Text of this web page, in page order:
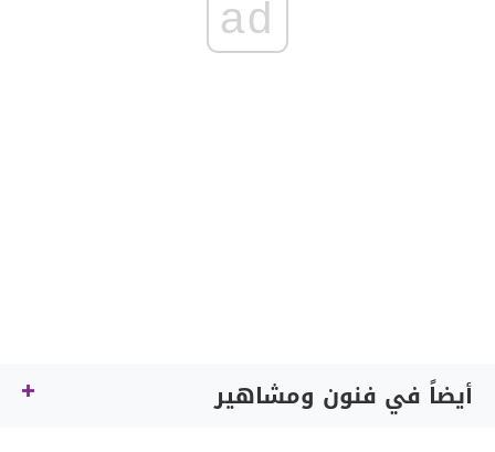
ad
أيضاً في فنون ومشاهير